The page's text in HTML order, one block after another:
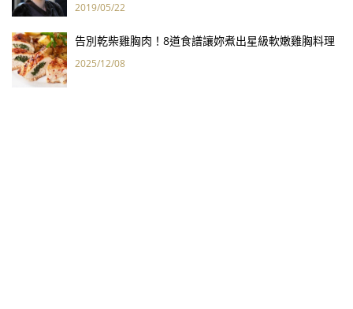
2019/05/22
告別乾柴雞胸肉！8道食譜讓妳煮出星級軟嫩雞胸料理
2025/12/08